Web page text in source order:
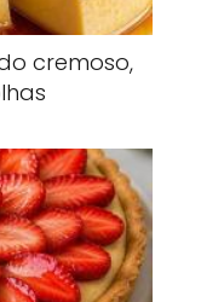
cremoso,